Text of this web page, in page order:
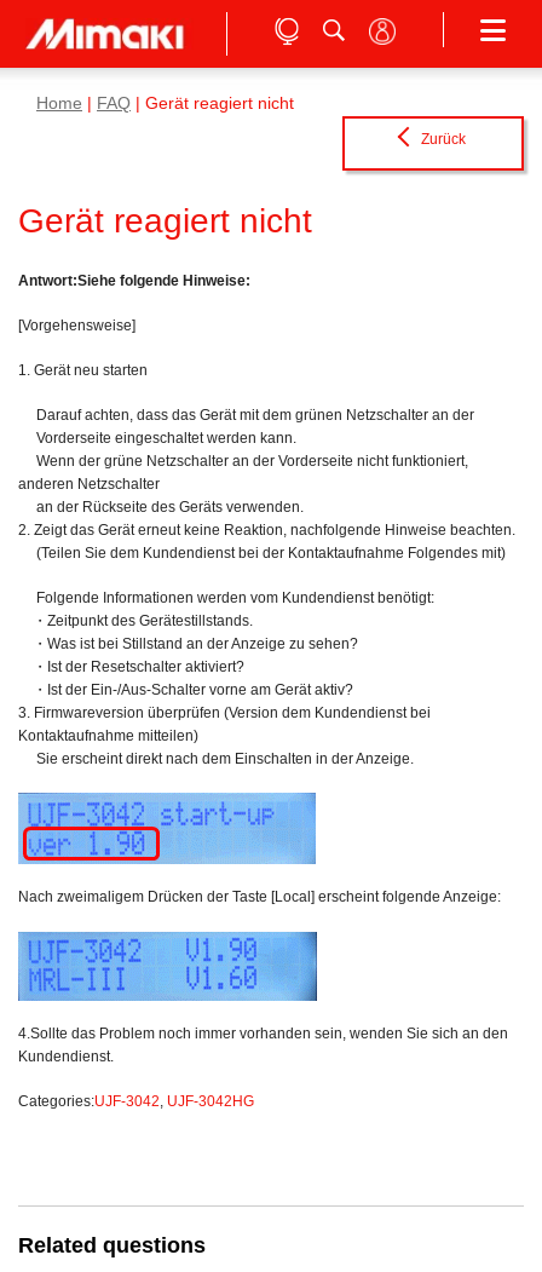
Home FAQ | Gerät reagiert nicht
Zurück
Gerät reagiert nicht
Antwort:Siehe folgende Hinweise:
[Vorgehensweise]
1. Gerät neu starten
Darauf achten, dass das Gerät mit dem grünen Netzschalter an der
Vorderseite eingeschaltet werden kann.
Wenn der grüne Netzschalter an der Vorderseite nicht funktioniert,
anderen Netzschalter
an der Rückseite des Geräts verwenden.
2. Zeigt das Gerät erneut keine Reaktion, nachfolgende Hinweise beachten.
(Teilen Sie dem Kundendienst bei der Kontaktaufnahme Folgendes mit)
Folgende Informationen werden vom Kundendienst benötigt:
・Zeitpunkt des Gerätestillstands.
・Was ist bei Stillstand an der Anzeige zu sehen?
・Ist der Resetschalter aktiviert?
・Ist der Ein-/Aus-Schalter vorne am Gerät aktiv?
3. Firmwareversion überprüfen (Version dem Kundendienst bei
Kontaktaufnahme mitteilen)
Sie erscheint direkt nach dem Einschalten in der Anzeige.
Nach zweimaligem Drücken der Taste [Local] erscheint folgende Anzeige:
4.Sollte das Problem noch immer vorhanden sein, wenden Sie sich an den
Kundendienst.
Categories:UJF-3042, UJF-3042HG
Related questions